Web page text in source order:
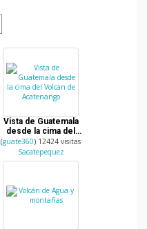
Vista de Guatemala
desde la cima del
Volcan de Acatenango
(guate360) 12424 visitas
Sacatepequez